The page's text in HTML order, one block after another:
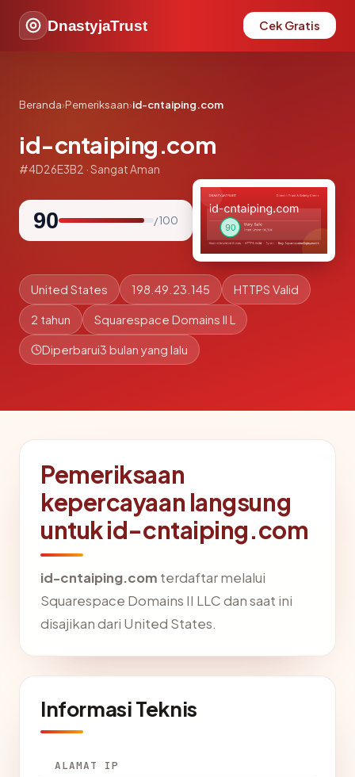
DnastyjaTrust Cek Gratis
Beranda›Pemeriksaan›id-cntaiping.com
id-cntaiping.com
#4D26E3B2 · Sangat Aman
90 / 100
United States 198.49.23.145 HTTPS Valid
2 tahun Squarespace Domains II L
Diperbarui3 bulan yang lalu
Pemeriksaan
kepercayaan langsung
untuk id-cntaiping.com
id-cntaiping.com terdaftar melalui
Squarespace Domains II LLC dan saat ini
disajikan dari United States.
Informasi Teknis
ALAMAT IP